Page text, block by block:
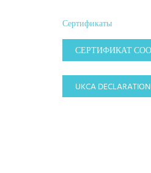
Сертификаты
СЕРТИФИКАТ
UKCA